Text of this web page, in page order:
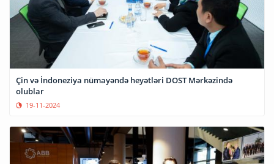
Çin və İndoneziya nümayəndə heyətləri DOST Mərkəzində
olublar
19-11-2024